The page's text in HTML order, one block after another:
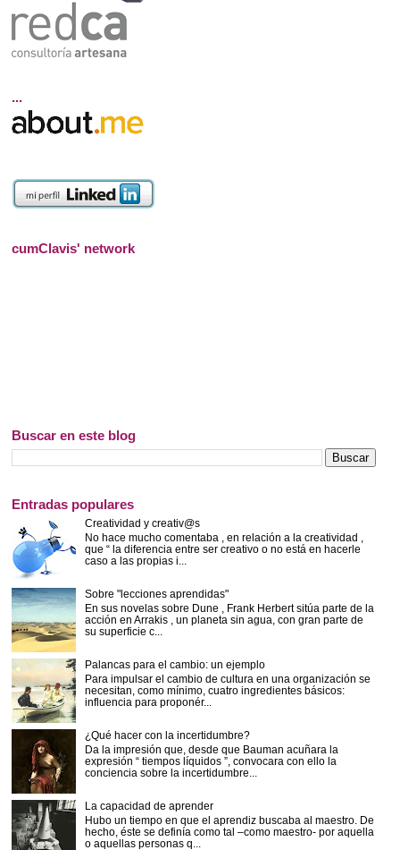
...
cumClavis' network
Buscar en este blog
Entradas populares
Creatividad y creativ@s
No hace mucho comentaba , en relación a la creatividad ,
que “ la diferencia entre ser creativo o no está en hacerle
caso a las propias i...
Sobre "lecciones aprendidas"
En sus novelas sobre Dune , Frank Herbert sitúa parte de la
acción en Arrakis , un planeta sin agua, con gran parte de
su superficie c...
Palancas para el cambio: un ejemplo
Para impulsar el cambio de cultura en una organización se
necesitan, como mínimo, cuatro ingredientes básicos:
influencia para proponér...
¿Qué hacer con la incertidumbre?
Da la impresión que, desde que Bauman acuñara la
expresión “ tiempos líquidos ”, convocara con ello la
conciencia sobre la incertidumbre...
La capacidad de aprender
Hubo un tiempo en que el aprendiz buscaba al maestro. De
hecho, éste se definía como tal –como maestro- por aquella
o aquellas personas q...